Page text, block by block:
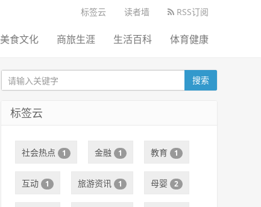
标签云 读者墙 RSS订阅
美食文化 商旅生涯 生活百科 体育健康
搜索
标签云
社会热点 1 金融 1 教育 1
互动 1 旅游资讯 1 母婴 2